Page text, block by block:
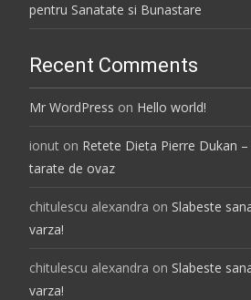
pentru Sanatate si Bunastare
Recent Comments
Mr WordPress on Hello world!
ionut on Retete Dieta Pierre Dukan
tarate de ovaz
chitulescu alexandra on Slabeste
varza!
chitulescu alexandra on Slabeste
varza!